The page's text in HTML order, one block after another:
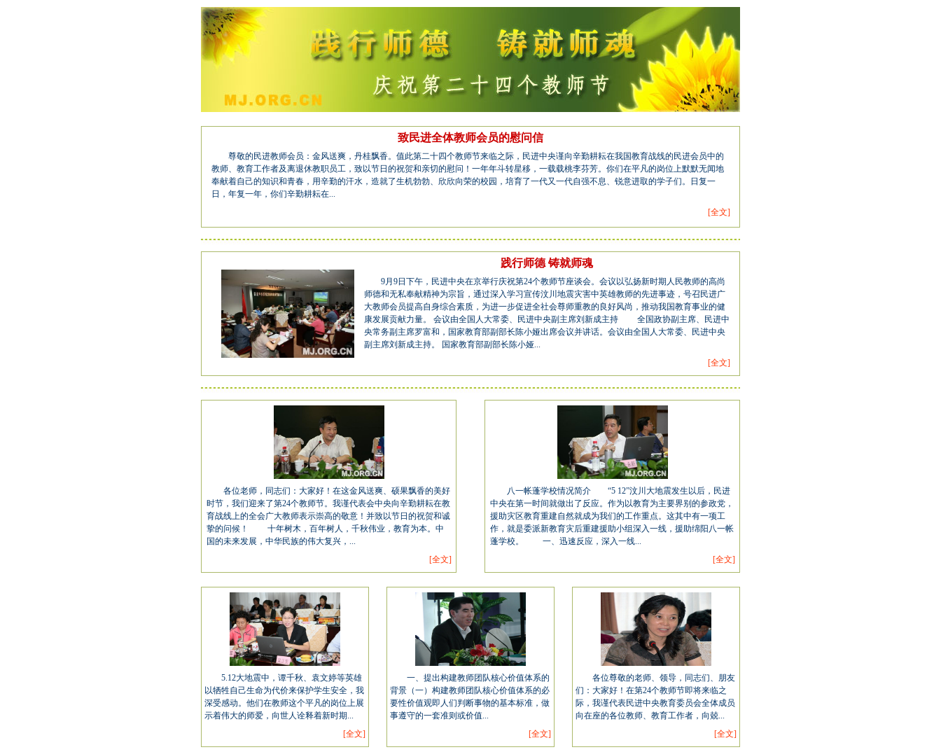
致民进全体教师会员的慰问信
尊敬的民进教师会员：金风送爽，丹桂飘香。值此第二十四个教师节来临之际，民进中央谨向辛勤耕耘在我国教育战线的民进会员中的
教师、教育工作者及离退休教职员工，致以节日的祝贺和亲切的慰问！一年年斗转星移，一载载桃李芬芳。你们在平凡的岗位上默默无闻地
奉献着自己的知识和青春，用辛勤的汗水，造就了生机勃勃、欣欣向荣的校园，培育了一代又一代自强不息、锐意进取的学子们。日复一
日，年复一年，你们辛勤耕耘在...
[全文]
践行师德 铸就师魂
9月9日下午，民进中央在京举行庆祝第24个教师节座谈会。会议以弘扬新时期人民教师的高尚
师德和无私奉献精神为宗旨，通过深入学习宣传汶川地震灾害中英雄教师的先进事迹，号召民进广
大教师会员提高自身综合素质，为进一步促进全社会尊师重教的良好风尚，推动我国教育事业的健
康发展贡献力量。 会议由全国人大常委、民进中央副主席刘新成主持 全国政协副主席、民进中
央常务副主席罗富和，国家教育部副部长陈小娅出席会议并讲话。会议由全国人大常委、民进中央
副主席刘新成主持。 国家教育部副部长陈小娅...
[全文]
各位老师，同志们：大家好！在这金风送爽、硕果飘香的美好
时节，我们迎来了第24个教师节。我谨代表会中央向辛勤耕耘在教
育战线上的全会广大教师表示崇高的敬意！并致以节日的祝贺和诚
挚的问候！ 十年树木，百年树人，千秋伟业，教育为本。中
国的未来发展，中华民族的伟大复兴，...
[全文]
八一帐蓬学校情况简介 “5 12”汶川大地震发生以后，民进
中央在第一时间就做出了反应。作为以教育为主要界别的参政党，
援助灾区教育重建自然就成为我们的工作重点。这其中有一项工
作，就是委派新教育灾后重建援助小组深入一线，援助绵阳八一帐
蓬学校。 一、迅速反应，深入一线...
[全文]
5.12大地震中，谭千秋、袁文婷等英雄
以牺牲自己生命为代价来保护学生安全，我
深受感动。他们在教师这个平凡的岗位上展
示着伟大的师爱，向世人诠释着新时期...
[全文]
一、提出构建教师团队核心价值体系的
背景（一）构建教师团队核心价值体系的必
要性价值观即人们判断事物的基本标准，做
事遵守的一套准则或价值...
[全文]
各位尊敬的老师、领导，同志们、朋友
们：大家好！在第24个教师节即将来临之
际，我谨代表民进中央教育委员会全体成员
向在座的各位教师、教育工作者，向兢...
[全文]